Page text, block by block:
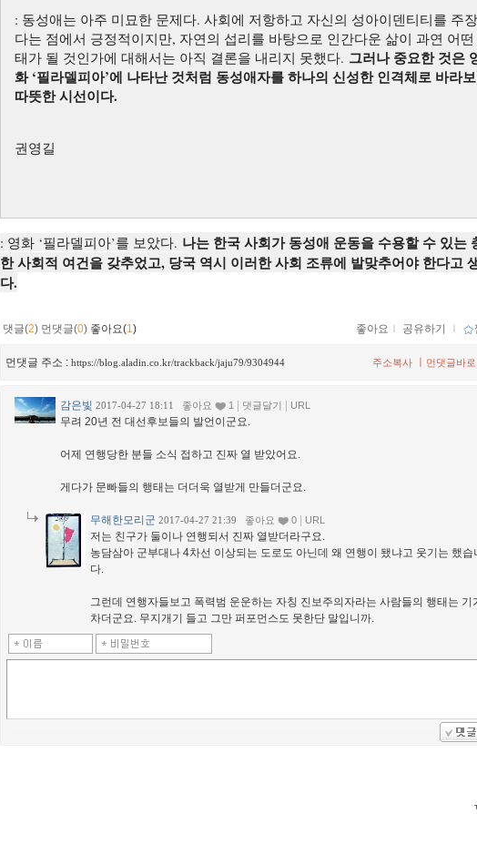
: 동성애는 아주 미묘한 문제다. 사회에 저항하고 자신의 성아이덴티티를 주
다는 점에서 긍정적이지만, 자연의 섭리를 바탕으로 인간다운 삶이 과연 어떤
태가 될 것인가에 대해서는 아직 결론을 내리지 못했다. 그러나 중요한 것은
화 ‘필라델피아’에 나타난 것처럼 동성애자를 하나의 신성한 인격체로 바라
따뜻한 시선이다.
권영길
: 영화 ‘필라델피아’를 보았다. 나는 한국 사회가 동성애 운동을 수용할 수 있는
한 사회적 여건을 갖추었고, 당국 역시 이러한 사회 조류에 발맞추어야 한다고
다.
댓글(2) 먼댓글(0) 좋아요(1) 좋아요 ｌ 공유하기 ｌ
먼댓글 주소 : https://blog.aladin.co.kr/trackback/jaju79/9304944 먼댓글바로
주소복사
감은빛 2017-04-27 18:11 좋아요 1 댓글달기 URL
무려 20년 전 대선후보들의 발언이군요.
어제 연행당한 분들 소식 접하고 진짜 열 받았어요.
게다가 문빠들의 행태는 더더욱 열받게 만들더군요.
무해한모리군 2017-04-27 21:39 좋아요 0 URL
저는 친구가 둘이나 연행되서 진짜 열받더라구요.
농담삼아 군부대나 4차선 이상되는 도로도 아닌데 왜 연행이 됐냐고 웃기는 했습
다.
그런데 연행자들보고 폭력범 운운하는 자칭 진보주의자라는 사람들의 행태는 기
차더군요. 무지개기 들고 그만 퍼포먼스도 못한단 말입니까.